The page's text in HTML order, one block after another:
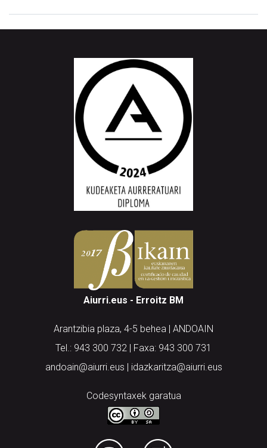
Aiurri.eus - Erroitz BM
Arantzibia plaza, 4-5 behea | ANDOAIN
Tel.: 943 300 732 | Faxa: 943 300 731
andoain@aiurri.eus | idazkaritza@aiurri.eus
Codesyntaxek garatua